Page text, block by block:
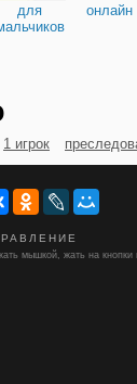
для
онлайн
1 игрок
мышкой, жать на